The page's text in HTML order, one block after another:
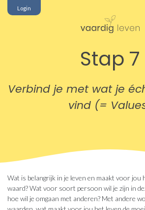
Login
Stap 7
Verbind je met wat je
vind (=
Wat is belangrijk in je leven en maakt voor jou
waard? Wat voor soort persoon wil je zijn in
hoe wil je omgaan met anderen? Met andere